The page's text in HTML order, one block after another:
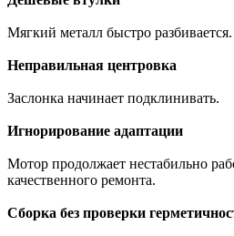
Мягкий металл быстро разбивается.
Неправильная центровка
Заслонка начинает подклинивать.
Игнорирование адаптации
Мотор продолжает нестабильно
качественного ремонта.
Сборка без проверки